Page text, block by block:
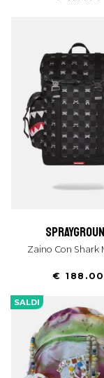
Zaino Con Shark
€ 188.00
SALDI